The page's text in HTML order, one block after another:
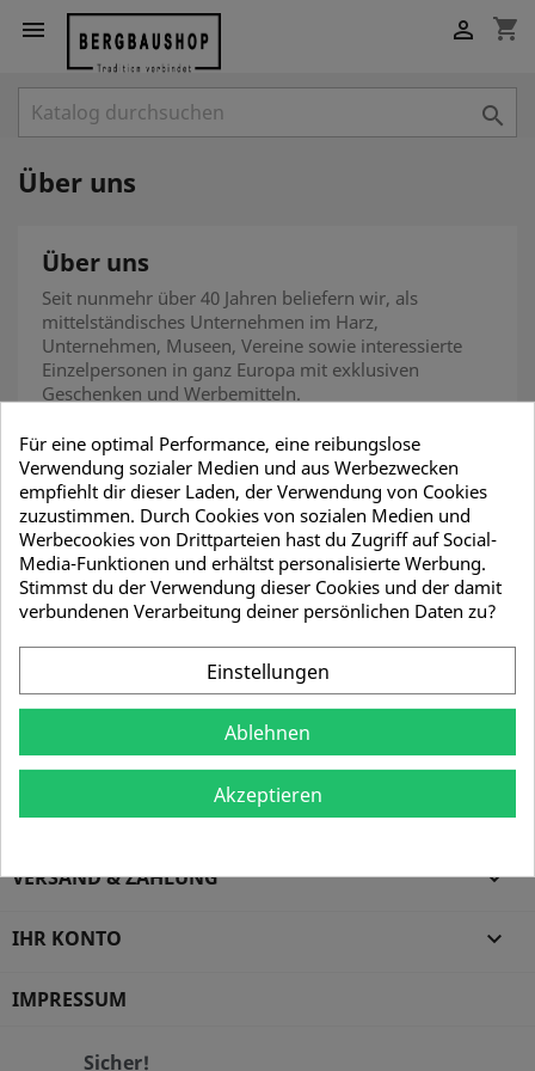
 shopping_cart


Über uns
Über uns
Seit nunmehr über 40 Jahren beliefern wir, als
mittelständisches Unternehmen im Harz,
Unternehmen, Museen, Vereine sowie interessierte
Einzelpersonen in ganz Europa mit exklusiven
Geschenken und Werbemitteln.
Im Laufe der Zeit wurde das Angebot immer
umfangreicher, sodass wir Ihnen heute nicht ohne
Stolz das größte Sortiment dieser Art in ganz Europa
anbieten können.
Nahezu alle Artikel werden exklusiv für uns
hergestellt. Sonderanfertigungen und
Werbeanbringungen jeder Art wie bspw. eine Gravur,
Ätzung, Druck oder ähnliches übernehmen wir auf
Anfrage bei einer größeren Stückzahl gerne. Bitte
fordern Sie gegebenenfalls ein konkretes Angebot an.
BERGBAUSHOP.DE 
VERSAND & ZAHLUNG 
IHR KONTO 
IMPRESSUM
Sicher!
Für eine optimal Performance, eine reibungslose
Verwendung sozialer Medien und aus Werbezwecken
empfiehlt dir dieser Laden, der Verwendung von Cookies
zuzustimmen. Durch Cookies von sozialen Medien und
Werbecookies von Drittparteien hast du Zugriff auf Social-
Media-Funktionen und erhältst personalisierte Werbung.
Stimmst du der Verwendung dieser Cookies und der damit
verbundenen Verarbeitung deiner persönlichen Daten zu?
Einstellungen
Ablehnen
Akzeptieren